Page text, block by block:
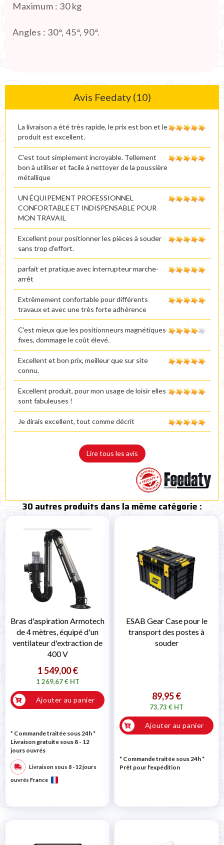
Maximum : 30 kg
Angles : 30°, 45°, 90°.
Avis Feedaty (10)
La livraison a été très rapide, le prix est bon et le
produit est excellent.
C'est tout simplement incroyable. Tellement
bon à utiliser et facile à nettoyer de la poussière
métallique
UN ÉQUIPEMENT PROFESSIONNEL
CONFORTABLE ET INDISPENSABLE POUR
MON TRAVAIL
Excellent pour positionner les pièces à souder
sans trop d'effort.
parfait et pratique avec interrupteur marche-
arrêt
Extrêmement confortable pour différents
travaux et avec une très forte adhérence
C'est mieux que les positionneurs magnétiques
fixes, dommage le coût élevé.
Excellent et bon prix, meilleur que sur site
connu.
Excellent produit, pour mon usage de loisir elles
sont fabuleuses !
Je dirais excellent, tout comme décrit
Lire tous les avis
30 autres produits dans la même catégorie :
Bras d'aspiration Armotech
de 4 mètres, équipé d'un
ventilateur d'extraction de
400 V
1 549,00 €
1 269,67 € HT
Ajouter au panier
* Commande traitée sous 24h*
Livraison gratuite sous 8 - 12
jours ouvrés
Livraison sous 8 - 12 jours
ouvrés France
ESAB Gear Case pour le
transport des postes à
souder
89,95 €
73,73 € HT
Ajouter au panier
* Commande traitée sous 24h*
Prêt pour l'expédition